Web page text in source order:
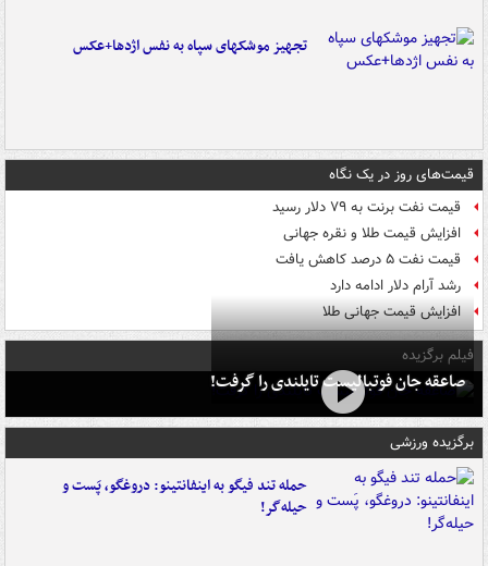
تجهیز موشکهای سپاه به نفس اژدها+عکس
قیمت‌های روز در یک نگاه
قیمت نفت برنت به ۷۹ دلار رسید
افزایش قیمت طلا و نقره جهانی
قیمت نفت ۵ درصد کاهش یافت
رشد آرام دلار ادامه دارد
افزایش قیمت جهانی طلا
فیلم برگزیده
صاعقه جان فوتبالیست تایلندی را گرفت!
برگزیده ورزشی
حمله تند فیگو به اینفانتینو: دروغگو، پَست‌ و
حیله‌گر!